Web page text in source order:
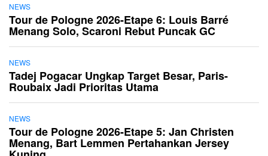
NEWS
Tour de Pologne 2026-Etape 6: Louis Barré
Menang Solo, Scaroni Rebut Puncak GC
NEWS
Tadej Pogacar Ungkap Target Besar, Paris-
Roubaix Jadi Prioritas Utama
NEWS
Tour de Pologne 2026-Etape 5: Jan Christen
Menang, Bart Lemmen Pertahankan Jersey